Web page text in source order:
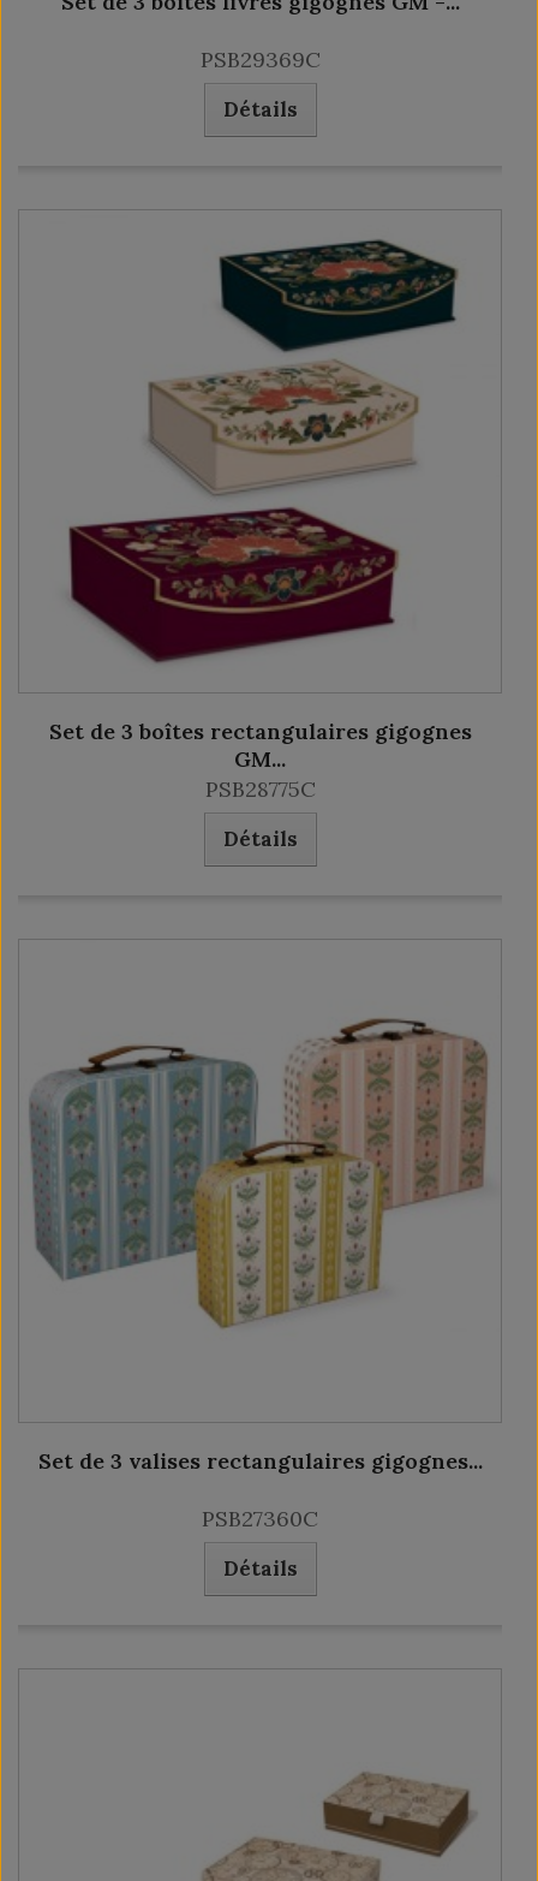
PSB29369C
Détails
Set de 3 boîtes rectangulaires gigognes
GM...
PSB28775C
Détails
Set de 3 valises rectangulaires gigognes...
PSB27360C
Détails